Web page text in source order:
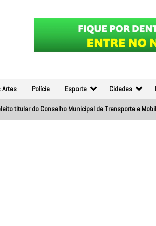
Artes Polícia Esporte Cidades
titular do Conselho Municipal de Transporte e